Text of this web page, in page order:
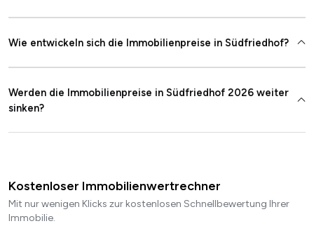
Wie entwickeln sich die Immobilienpreise in Südfriedhof?
Werden die Immobilienpreise in Südfriedhof 2026 weiter
sinken?
Kostenloser Immobilienwertrechner
Mit nur wenigen Klicks zur kostenlosen Schnellbewertung Ihrer
Immobilie.